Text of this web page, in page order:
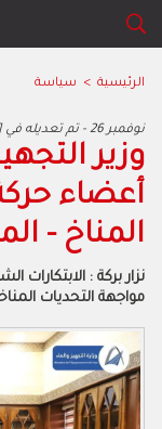
الرئيسية > سياسة
2024 نوفمبر 26 - تم تعديله في [التاريخ]
وزير
أعضاء
المناخ -
نزار بركة : الابتكارات
مواجهة التحديات